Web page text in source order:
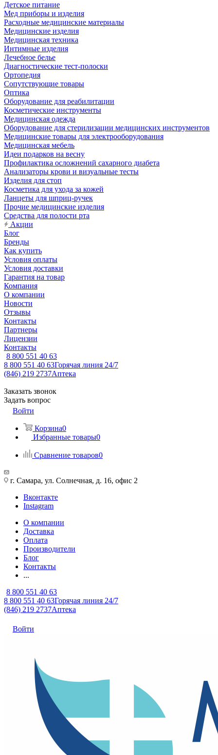
Детское питание
Мед приборы и изделия
Расходные медицинские материалы
Медицинские изделия
Медицинская техника
Интимные изделия
Лечебное белье
Диагностические тест-полоски
Ортопедия
Сопутствующие товары
Оптика
Оборудование для реабилитации
Косметические инструменты
Медицинская одежда
Оборудование для стерилизации медицинских инструментов
Медицинские товары для электрооборудования
Медицинская мебель
Идеи подарков на весну
Профилактика осложнений сахарного диабета
Анализаторы крови и визуальные тесты
Изделия для стоп
Косметика для ухода за кожей
Ланцеты для шприц-ручек
Прочие медицинские изделия
Средства для полости рта
Акции
Блог
Бренды
Как купить
Условия оплаты
Условия доставки
Гарантия на товар
Компания
О компании
Новости
Отзывы
Контакты
Партнеры
Лицензии
Контакты
8 800 551 40 63
8 800 551 40 63Горячая линия 24/7
(846) 219 2737Аптека
Заказать звонок
Задать вопрос
Войти
Корзина0
Избранные товары0
Сравнение товаров0
г. Самара, ул. Солнечная, д. 16, офис 2
Вконтакте
Instagram
О компании
Доставка
Оплата
Производители
Блог
Контакты
...
8 800 551 40 63
8 800 551 40 63Горячая линия 24/7
(846) 219 2737Аптека
Войти